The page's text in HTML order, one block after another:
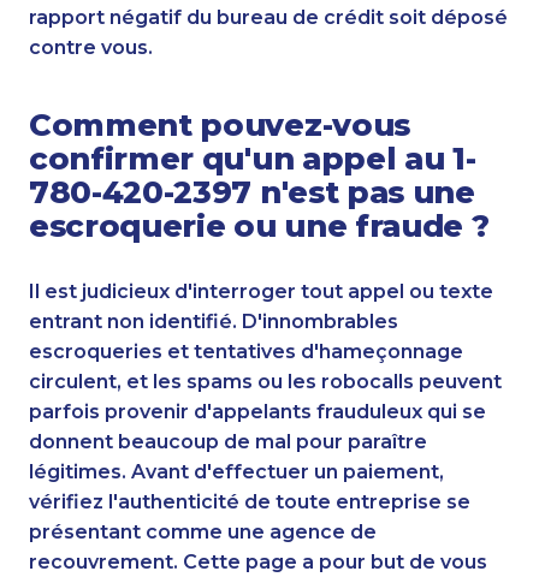
rapport négatif du bureau de crédit soit déposé
contre vous.
Comment pouvez-vous
confirmer qu'un appel au 1-
780-420-2397 n'est pas une
escroquerie ou une fraude ?
Il est judicieux d'interroger tout appel ou texte
entrant non identifié. D'innombrables
escroqueries et tentatives d'hameçonnage
circulent, et les spams ou les robocalls peuvent
parfois provenir d'appelants frauduleux qui se
donnent beaucoup de mal pour paraître
légitimes. Avant d'effectuer un paiement,
vérifiez l'authenticité de toute entreprise se
présentant comme une agence de
recouvrement. Cette page a pour but de vous